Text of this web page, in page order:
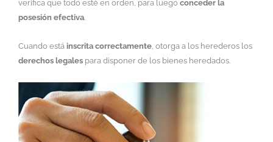
verifica que todo esté en orden, para luego conceder la
posesión efectiva.
Cuando está inscrita correctamente, otorga a los herederos los
derechos legales para disponer de los bienes heredados.